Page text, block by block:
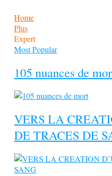
Home
Plus
Expert
Most Popular
105 nuances de
VERS LA
DE TRACES DE